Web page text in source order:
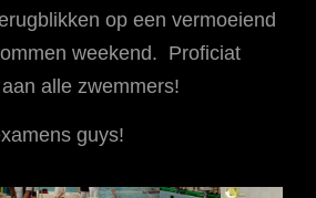
op een vermoeiend
weekend. Proficiat
alle zwemmers!
guys!